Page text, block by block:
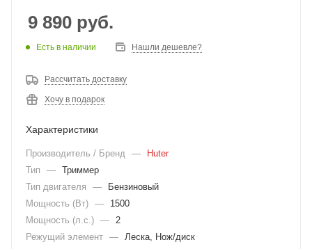
9 890 руб.
Есть в наличии Нашли дешевле?
Рассчитать доставку
Хочу в подарок
Характеристики
Производитель / Бренд —
Huter
Тип
— Триммер
Тип двигателя
—
Бензиновый
Мощность (Вт) —
1500
Мощность (л.с.) — 2
Режущий элемент — Леска, Нож/диск